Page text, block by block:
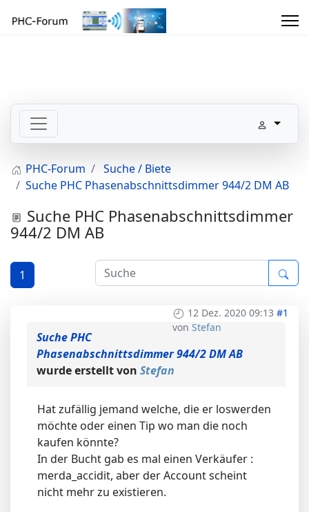
PHC-Forum
Suche / Biete
Suche PHC Phasenabschnittsdimmer 944/2 DM AB
Suche PHC Phasenabschnittsdimmer
944/2 DM AB
1
12 Dez. 2020 09:13 #1
von Stefan
Suche PHC
Phasenabschnittsdimmer 944/2 DM AB
wurde erstellt von Stefan
Hat zufällig jemand welche, die er loswerden
möchte oder einen Tip wo man die noch
kaufen könnte?
In der Bucht gab es mal einen Verkäufer :
merda_accidit, aber der Account scheint
nicht mehr zu existieren.